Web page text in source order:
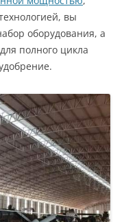
вы
оборудования, а
полного цикла